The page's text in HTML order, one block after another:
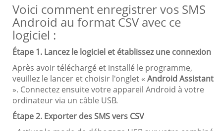
Voici comment enregistrer vos SMS
Android au format CSV avec ce
logiciel :
Étape 1. Lancez le logiciel et établissez une connexion
Après avoir téléchargé et installé le programme,
veuillez le lancer et choisir l'onglet « Android Assistant
». Connectez ensuite votre appareil Android à votre
ordinateur via un câble USB.
Étape 2. Exporter des SMS vers CSV